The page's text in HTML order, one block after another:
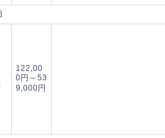
122,00
0円～53
9,000円